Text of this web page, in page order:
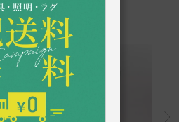
拭いてください。
き、よく乾かしてください。長
錆や腐食の原因になります。
品を使用すると変色や変形の原
用しないでください。
におすすめ